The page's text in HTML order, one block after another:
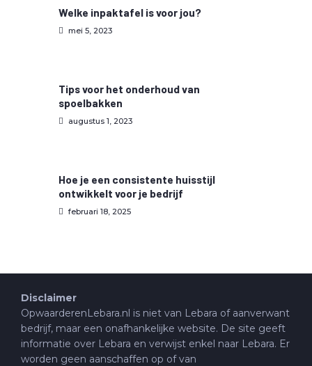
Welke inpaktafel is voor jou?
mei 5, 2023
Tips voor het onderhoud van
spoelbakken
augustus 1, 2023
Hoe je een consistente huisstijl
ontwikkelt voor je bedrijf
februari 18, 2025
Disclaimer
OpwaarderenLebara.nl is niet van Lebara of aanverwant
bedrijf, maar een onafhankelijke website. De site geeft
informatie over Lebara en verwijst enkel naar Lebara. Er
worden geen aanschaffen op of van